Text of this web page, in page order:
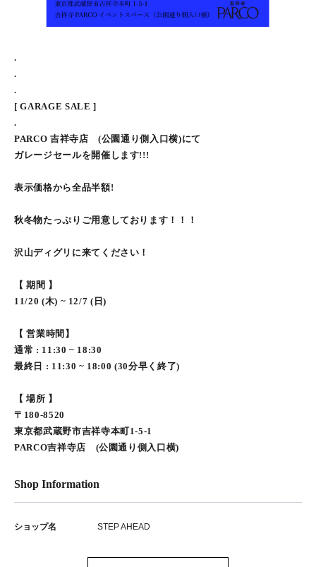
.
.
.
[ GARAGE SALE ]
.
PARCO 吉祥寺店 (公園通り側入口横)にて
ガレージセールを開催します!!!
表示価格から全品半額!
秋冬物たっぷりご用意しております！！！
沢山ディグリに来てください！
【 期間 】
11/20 (木) ~ 12/7 (日)
【 営業時間】
通常 : 11:30 ~ 18:30
最終日 : 11:30 ~ 18:00 (30分早く終了)
【 場所 】
〒180-8520
東京都武蔵野市吉祥寺本町1-5-1
PARCO吉祥寺店 (公園通り側入口横)
Shop Information
ショップ名 STEP AHEAD